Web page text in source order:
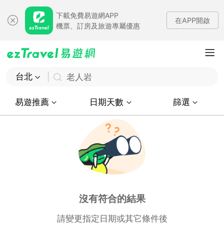
下載免費易遊網APP
機票、訂房及旅遊專屬優惠
在APP開啟
台北 老人岩
易遊推薦 日期天數 篩選
沒有符合的結果
請變更指定日期或其它條件後